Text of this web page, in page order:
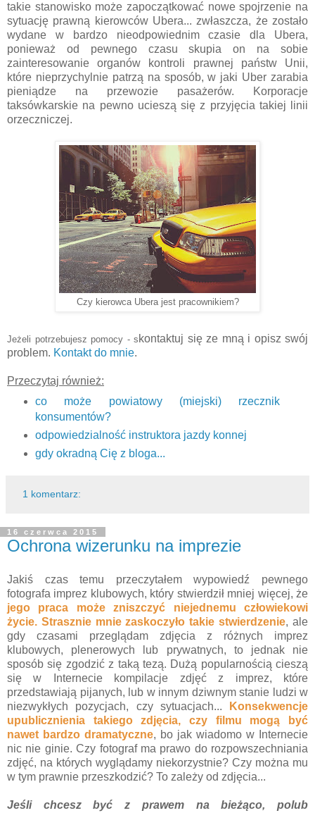
takie stanowisko może zapoczątkować nowe spojrzenie na
sytuację prawną kierowców Ubera... zwłaszcza, że zostało
wydane w bardzo nieodpowiednim czasie dla Ubera,
ponieważ od pewnego czasu skupia on na sobie
zainteresowanie organów kontroli prawnej państw Unii,
które nieprzychylnie patrzą na sposób, w jaki Uber zarabia
pieniądze na przewozie pasażerów. Korporacje
taksówkarskie na pewno ucieszą się z przyjęcia takiej linii
orzeczniczej.
Czy kierowca Ubera jest pracownikiem?
Jeżeli potrzebujesz pomocy - s kontaktuj się ze mną i opisz swój
problem. Kontakt do mnie.
Przeczytaj również:
co może powiatowy (miejski) rzecznik
konsumentów?
odpowiedzialność instruktora jazdy konnej
gdy okradną Cię z bloga...
1 komentarz:
16 czerwca 2015
Ochrona wizerunku na imprezie
Jakiś czas temu przeczytałem wypowiedź pewnego
fotografa imprez klubowych, który stwierdził mniej więcej, że
jego praca może zniszczyć niejednemu człowiekowi
życie. Strasznie mnie zaskoczyło takie stwierdzenie, ale
gdy czasami przeglądam zdjęcia z różnych imprez
klubowych, plenerowych lub prywatnych, to jednak nie
sposób się zgodzić z taką tezą. Dużą popularnością cieszą
się w Internecie kompilacje zdjęć z imprez, które
przedstawiają pijanych, lub w innym dziwnym stanie ludzi w
niezwykłych pozycjach, czy sytuacjach...
Konsekwencje
upublicznienia takiego zdjęcia, czy filmu mogą być
nawet bardzo dramatyczne, bo jak wiadomo w Internecie
nic nie ginie. Czy fotograf ma prawo do rozpowszechniania
zdjęć, na których wyglądamy niekorzystnie? Czy można mu
w tym prawnie przeszkodzić? To zależy od zdjęcia...
Jeśli chcesz być z prawem na bieżąco, polub